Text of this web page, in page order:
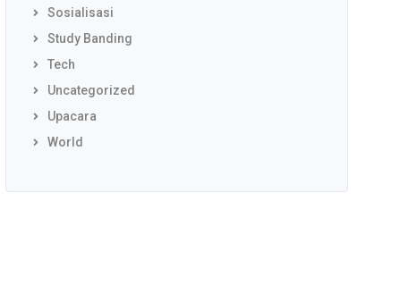
Sosialisasi
Study Banding
Tech
Uncategorized
Upacara
World